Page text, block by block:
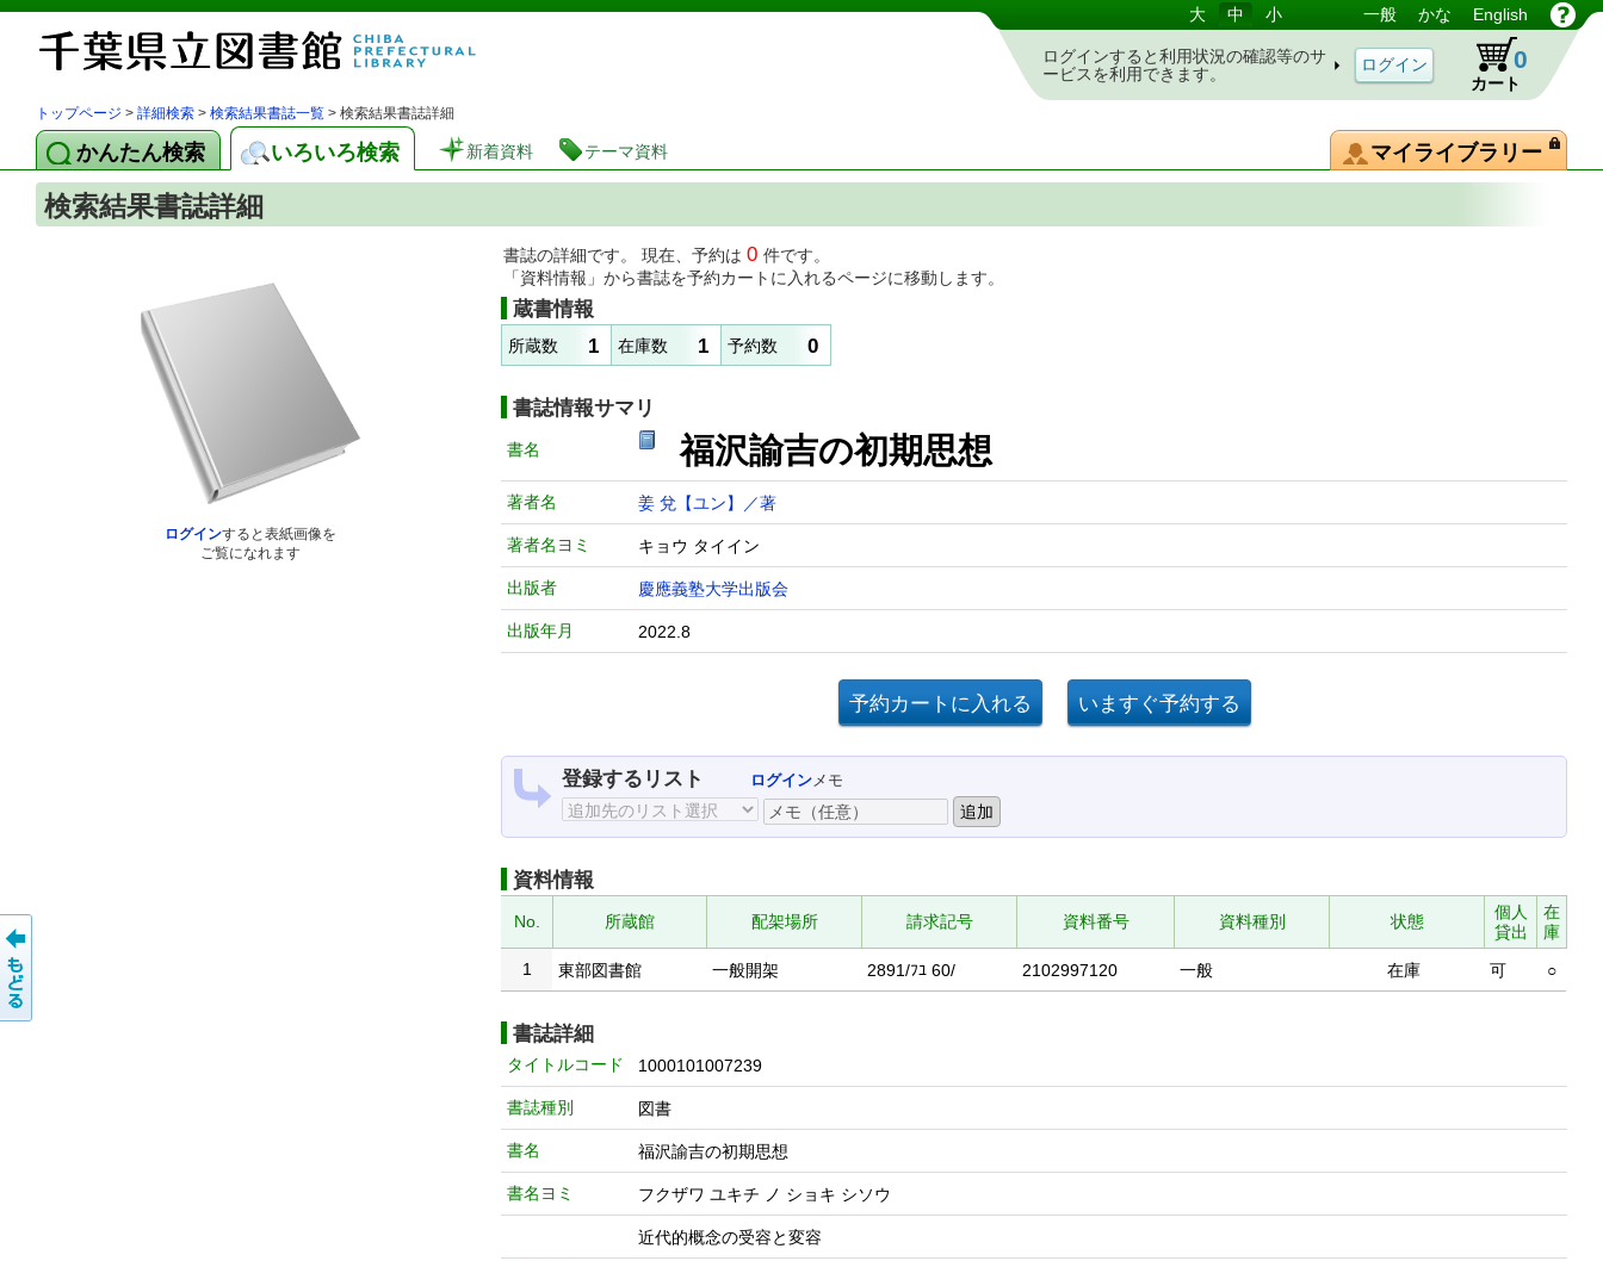
図書館 蔵書検索・予約システム 大 中 小 一般 かな English
ログインすると利用状況の確認等のサ
ービスを利用できます。
カート
0
トップページ > 詳細検索 > 検索結果書誌一覧 > 検索結果書誌詳細
かんたん検索 いろいろ検索 新着資料 テーマ資料 マイライブラリー
検索結果書誌詳細
ログインすると表紙画像を
ご覧になれます
書誌の詳細です。 現在、予約は 0 件です。
「資料情報」から書誌を予約カートに入れるページに移動します。
蔵書情報
所蔵数 1 在庫数 1 予約数 0
書誌情報サマリ
書名 福沢諭吉の初期思想
著者名 姜 兌【ユン】／著
著者名ヨミ キョウ タイイン
出版者 慶應義塾大学出版会
出版年月 2022.8
登録するリスト ログインメモ
資料情報
No. 所蔵館 配架場所 請求記号 資料番号 資料種別 状態
個人
貸出
在
庫
1
東部図書館 一般開架 2891/ﾌﾕ 60/ 2102997120 一般 在庫 可 ○
書誌詳細
タイトルコード 1000101007239
書誌種別 図書
書名 福沢諭吉の初期思想
書名ヨミ フクザワ ユキチ ノ ショキ シソウ
近代的概念の受容と変容